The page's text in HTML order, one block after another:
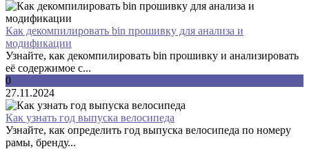
Как декомпилировать bin прошивку для анализа и
модификации
Узнайте, как декомпилировать bin прошивку и анализировать
её содержимое с...
0
27.11.2024
Как узнать год выпуска велосипеда
Узнайте, как определить год выпуска велосипеда по номеру
рамы, бренду...